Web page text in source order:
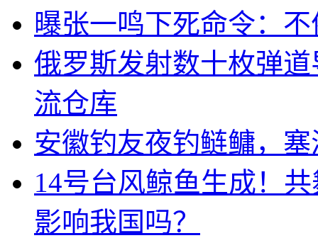
曝张一鸣下死命令：
俄罗斯发射数十枚弹
流仓库
安徽钓友夜钓鲢鳙，
14号台风鲸鱼生成！
影响我国吗？